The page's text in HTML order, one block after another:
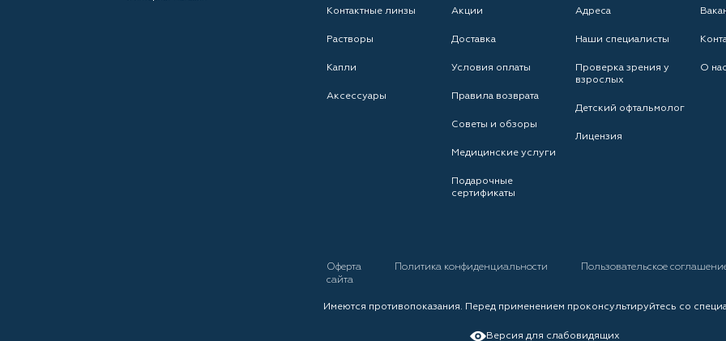
Контактные линзы
Растворы
Капли
Аксессуары
Акции
Доставка
Условия оплаты
Правила возврата
Советы и обзоры
Медицинские услуги
Подарочные
сертификаты
Адреса
Наши специалисты
Проверка зрения у
взрослых
Детский офтальмолог
Лицензия
О нас
Оферта Политика конфиденциальности Пользовательское
сайта
Имеются противопоказания. Перед применением проконсультируйтесь со
Версия для слабовидящих